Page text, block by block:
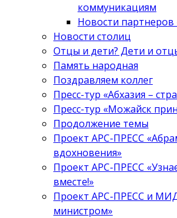
коммуникациям
Новости
Новости столиц
Отцы и дети? Дети и
Память народная
Поздравляем коллег
Пресс-тур «Абхазия –
Пресс-тур «Можайск
Продолжение темы
Проект АРС-ПРЕСС
вдохновения»
Проект АРС-ПРЕСС
вместе!»
Проект АРС-ПРЕСС и
министром»